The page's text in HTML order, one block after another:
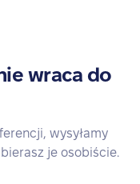
wraca do
wysyłamy
je osobiście.